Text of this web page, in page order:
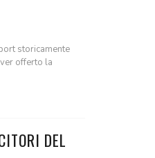
storicamente
offerto la
DEL